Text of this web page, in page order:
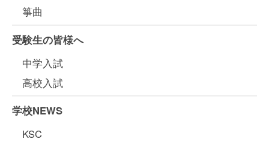
箏曲
受験生の皆様へ
中学入試
高校入試
学校NEWS
KSC